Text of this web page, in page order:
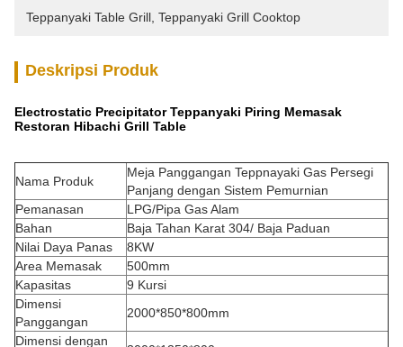
Teppanyaki Table Grill Teppanyaki Grill Cooktop
Deskripsi Produk
Electrostatic Precipitator Teppanyaki Piring Memasak
Restoran Hibachi Grill Table
Nama Produk
Meja Panggangan Teppnayaki Gas Persegi
Panjang dengan Sistem Pemurnian
Pemanasan
LPG/Pipa Gas Alam
Bahan
Baja Tahan Karat 304/ Baja Paduan
Nilai Daya Panas
8KW
Area Memasak
500mm
Kapasitas
9 Kursi
Dimensi
Panggangan
2000*850*800mm
Dimensi dengan